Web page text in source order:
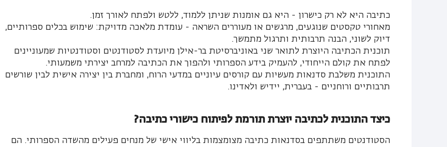
כתיבה היא לא רק כישרון - היא גם אומנות שניתן ללמוד, ללטש ולפתח לאורך זמן.
מאחורי טקסטים שנוגעים, מרגשים או מעוררים השראה - עומדת מלאכה מדויקת: שימוש בכלים ספרותיים,
דיוק לשוני, הבנה תרבותית ותרגול מתמשך.
תוכנית הכתיבה היוצרת לתואר שני באוניברסיטת בר-אילן מיועדת לסטודנטים וסטודנטיות שמעוניינים
לפתח את קולם הייחודי, להעמיק בידע הספרותי ולהפוך את הכתיבה למרחב יצירתי משמעותי.
התוכנית משלבת סדנאות מעשיות עם קורסים עיוניים במדעי הרוח, ומחברת בין יצירה אישית לבין שורשים
תרבותיים ורוחניים - בעברית, יידיש ולאדינו.
כיצד התוכנית לכתיבה יוצרת תורמת לפיתוח כישורי כתיבה?
הסטודנטים משתתפים בסדנאות כתיבה מצומצמות בליווי אישי של מנחים פעילים מהשדה הספרותי. הם